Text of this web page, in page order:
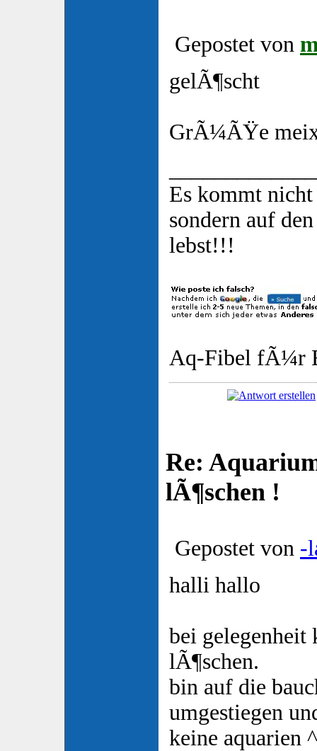
Gepostet von
gelÃ¶scht
GrÃ¼ÃŸe
Es kommt nicht
sondern auf
lebst!!!
Aq-Fibel fÃ¼r
Re:
lÃ¶schen !
Gepostet von -
halli hallo
bei gelegenheit
lÃ¶schen.
bin auf die
umgestiegen
keine aquarien